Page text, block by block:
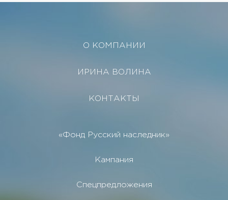
О КОМПАНИИ
ИРИНА ВОЛИНА
КОНТАКТЫ
«Фонд Русский наследник»
Кампания
Спецпредложения